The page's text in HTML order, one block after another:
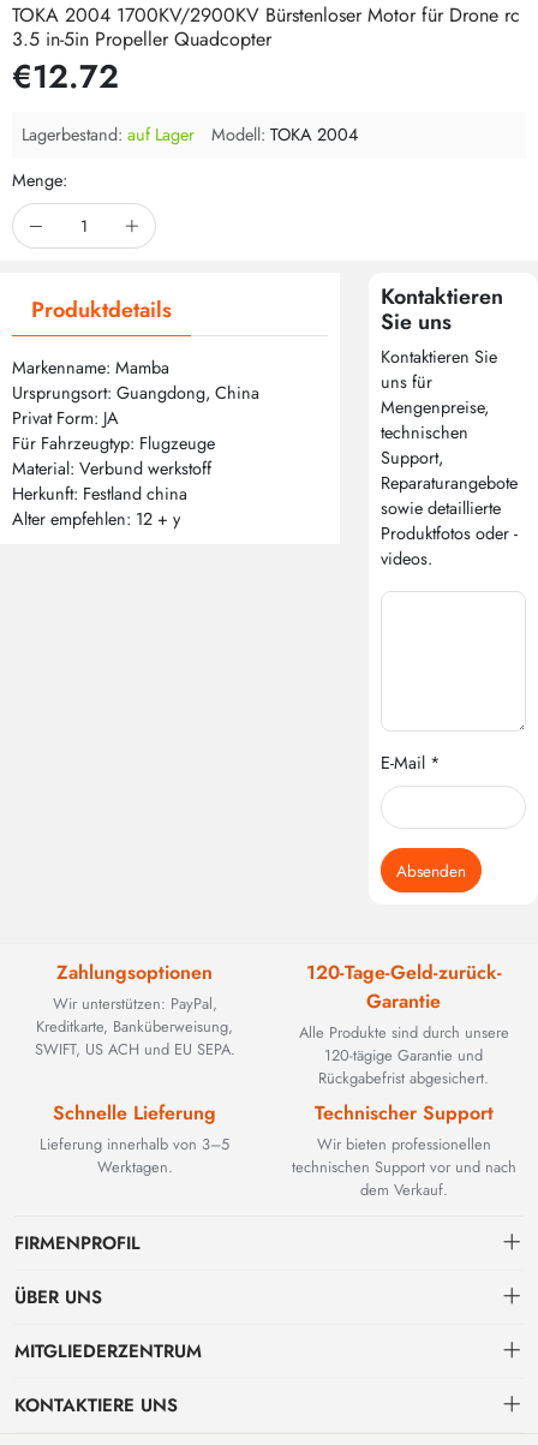
TOKA 2004 1700KV/2900KV Bürstenloser Motor für Drone rc
3.5 in-5in Propeller Quadcopter
€12.72
Lagerbestand: auf Lager Modell: TOKA 2004
Menge:
Produktdetails
Markenname: Mamba
Ursprungsort: Guangdong, China
Privat Form: JA
Für Fahrzeugtyp: Flugzeuge
Material: Verbund werkstoff
Herkunft: Festland china
Alter empfehlen: 12 + y
Kontaktieren
Sie uns
Kontaktieren Sie
uns für
Mengenpreise,
technischen
Support,
Reparaturangebote
sowie detaillierte
Produktfotos oder -
videos.
E-Mail *
Absenden
Zahlungsoptionen
Wir unterstützen: PayPal,
Kreditkarte, Banküberweisung,
SWIFT, US ACH und EU SEPA.
120-Tage-Geld-zurück-
Garantie
Alle Produkte sind durch unsere
120-tägige Garantie und
Rückgabefrist abgesichert.
Schnelle Lieferung
Lieferung innerhalb von 3–5
Werktagen.
Technischer Support
Wir bieten professionellen
technischen Support vor und nach
dem Verkauf.
FIRMENPROFIL
BEYOND TECHNOLOGY INTERNATIONAL LIMITED wurde 2002
Glasfaserlösungen. Mit der Weiterentwicklung industrieller Netzwerke
ÜBER UNS
Kontakt
Zahlungs & Rechnungsbedingungen
MITGLIEDERZENTRUM
persönliches Zentrum
KONTAKTIERE UNS